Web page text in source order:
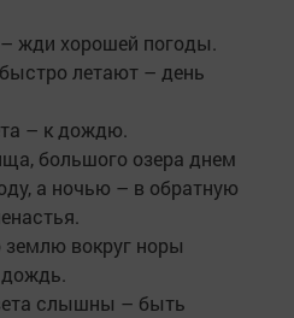
жди хорошей погоды.
летают – день
– к дождю.
большого озера днем
а ночью – в обратную
вокруг норы
слышны – быть